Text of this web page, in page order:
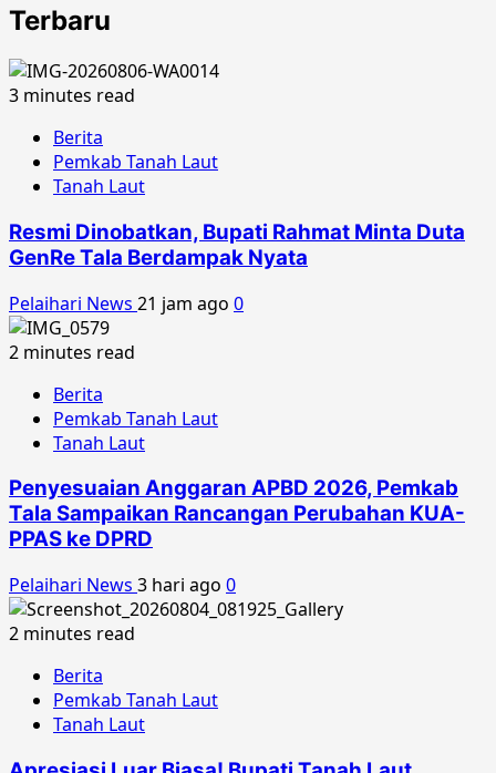
Terbaru
3 minutes read
Berita
Pemkab Tanah Laut
Tanah Laut
Resmi Dinobatkan, Bupati Rahmat Minta Duta
GenRe Tala Berdampak Nyata
Pelaihari News 21 jam ago 0
2 minutes read
Berita
Pemkab Tanah Laut
Tanah Laut
Penyesuaian Anggaran APBD 2026, Pemkab
Tala Sampaikan Rancangan Perubahan KUA-
PPAS ke DPRD
Pelaihari News 3 hari ago 0
2 minutes read
Berita
Pemkab Tanah Laut
Tanah Laut